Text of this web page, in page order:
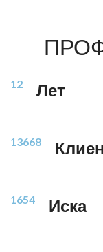
12 Лет
13668
1654 Иска